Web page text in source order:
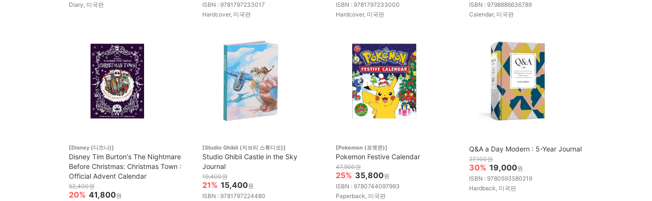
Diary, 미국판
ISBN : 9781797233017
Hardcover, 미국판
ISBN : 9781797233000
Hardcover, 미국판
ISBN : 9798886636789
Calendar, 미국판
[Disney (디즈니)]
Disney Tim Burton's The Nightmare
Before Christmas: Christmas Town :
Official Advent Calendar
52,400원
20% 41,800원
[Studio Ghibli (지브리 스튜디오)]
Studio Ghibli Castle in the Sky
Journal
19,400원
21% 15,400원
ISBN : 9781797224480
[Pokemon (포켓몬)]
Pokemon Festive Calendar
47,900원
25% 35,800원
ISBN : 9780744097993
Paperback, 미국판
Q&A a Day Modern : 5-Year Journal
27,100원
30% 19,000원
ISBN : 9780593580219
Hardback, 미국판